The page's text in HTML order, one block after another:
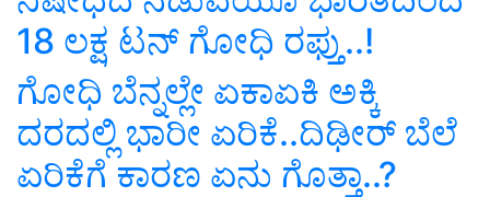
18 ಲಕ್ಷ ಟನ್‌ ಗೋಧಿ ರಫ್ತು..!
ಗೋಧಿ ಬೆನ್ನಲ್ಲೇ ಏಕಾಏಕಿ ಅಕ್ಕಿ
ದರದಲ್ಲಿ ಭಾರೀ ಏರಿಕೆ..ದಿಢೀರ್‌ ಬೆಲೆ
ಏರಿಕೆಗೆ ಕಾರಣ ಏನು ಗೊತ್ತಾ..?